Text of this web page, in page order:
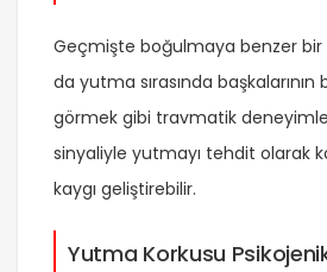
Geçmişte boğulmaya benzer
da yutma sırasında
görmek gibi travmatik
sinyaliyle yutmayı tehdit olarak
kaygı geliştirebilir.
Yutma Korkusu